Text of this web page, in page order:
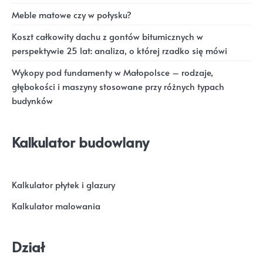
Meble matowe czy w połysku?
Koszt całkowity dachu z gontów bitumicznych w
perspektywie 25 lat: analiza, o której rzadko się mówi
Wykopy pod fundamenty w Małopolsce – rodzaje,
głębokości i maszyny stosowane przy różnych typach
budynków
Kalkulator budowlany
Kalkulator płytek i glazury
Kalkulator malowania
Dział